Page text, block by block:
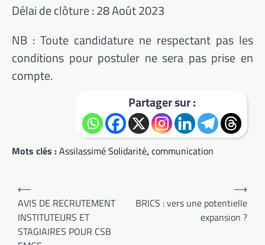
Délai de clôture : 28 Août 2023
NB : Toute candidature ne respectant pas les
conditions pour postuler ne sera pas prise en
compte.
Partager sur :
Mots clés :Assilassimé Solidarité,communication
Navigation
de
l’article
⟵
AVIS DE RECRUTEMENT
INSTITUTEURS ET
STAGIAIRES POUR CSB
BRICS : vers une potentielle
expansion ?
⟶